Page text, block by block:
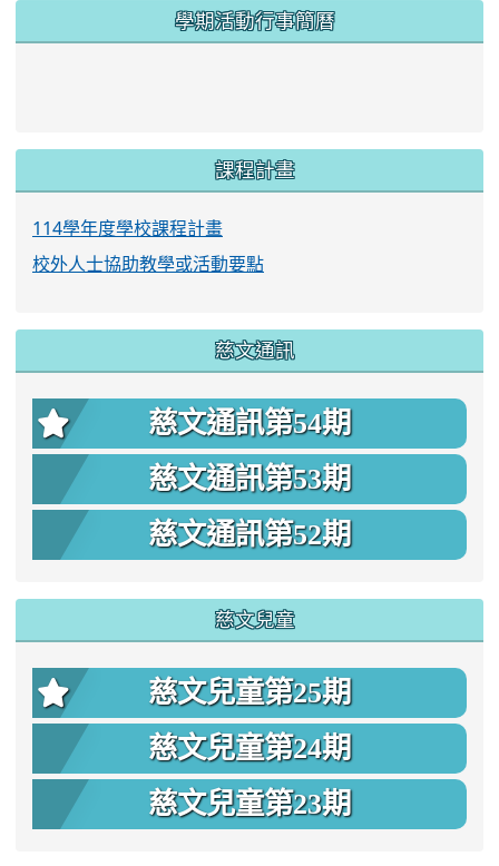
學期活動行事簡曆
課程計畫
114學年度學校課程計畫
校外人士協助教學或活動要點
慈文通訊
慈文通訊第54期
慈文通訊第53期
慈文通訊第52期
慈文兒童
慈文兒童第25期
慈文兒童第24期
慈文兒童第23期